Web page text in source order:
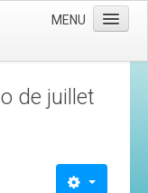
MENU
de juillet